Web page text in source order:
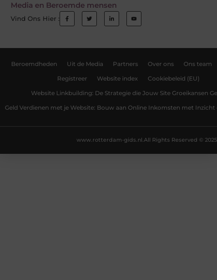
Media en Beroemde mensen
Vind Ons Hier :
Beroemdheden Uit de Media Partners Over ons Ons team
Registreer Website index Cookiebeleid (EU)
Website Linkbuilding: De Strategie die Jouw Site Groeikansen
Geld Verdienen met je Website: Bouw aan Online Inkomsten met Inzicht
All Rights Reserved © 2025
www.rotterdam-gids.nl.